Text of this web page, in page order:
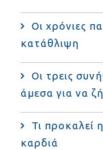
Οι χρόνιες
κατάθλιψη
Οι τρεις
άμεσα για να
Τι προκαλεί
καρδιά